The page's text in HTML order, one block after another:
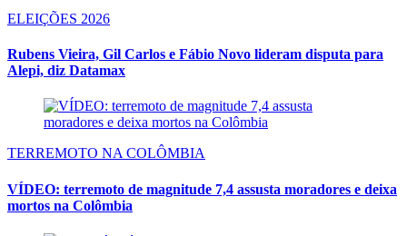
ELEIÇÕES 2026
Rubens Vieira, Gil Carlos e Fábio Novo lideram disputa para
Alepi, diz Datamax
TERREMOTO NA COLÔMBIA
VÍDEO: terremoto de magnitude 7,4 assusta moradores e deixa
mortos na Colômbia